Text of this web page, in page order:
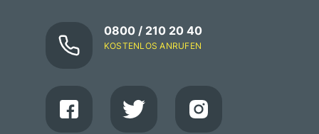
0800 / 210 20 40
KOSTENLOS ANRUFEN